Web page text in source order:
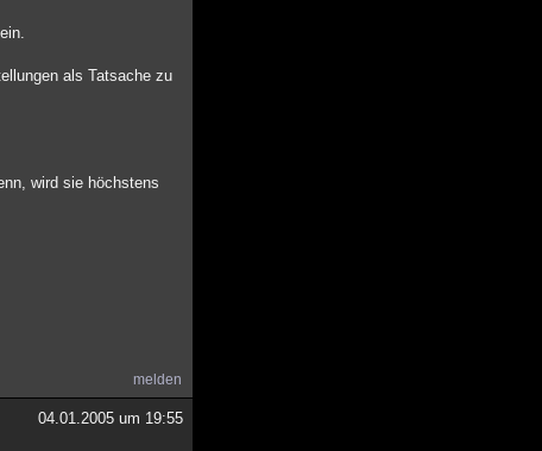
als Tatsache zu
wird sie höchstens
melden
04.01.2005 um 19:55